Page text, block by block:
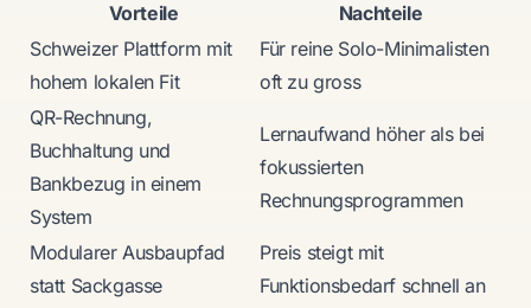
Vorteile
Nachteile
Schweizer Plattform mit
hohem lokalen Fit
Für reine Solo-Minimalisten
oft zu gross
QR-Rechnung,
Buchhaltung und
Bankbezug in einem
System
Lernaufwand höher als bei
fokussierten
Rechnungsprogrammen
Modularer Ausbaupfad
statt Sackgasse
Preis steigt mit
Funktionsbedarf schnell an